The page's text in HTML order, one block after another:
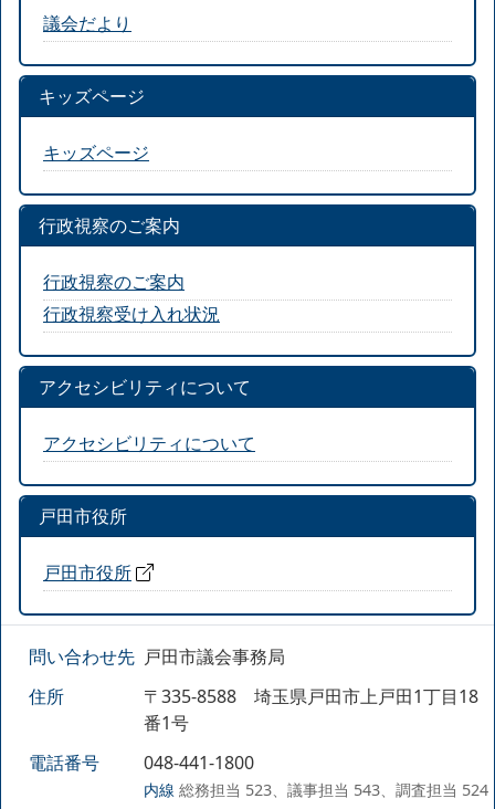
議会だより
キッズページ
キッズページ
行政視察のご案内
行政視察のご案内
行政視察受け入れ状況
アクセシビリティについて
アクセシビリティについて
戸田市役所
戸田市役所
問い合わせ先 戸田市議会事務局
住所
〒335-8588 埼玉県戸田市上戸田1丁目18
番1号
電話番号
048-441-1800
内線 総務担当 523、議事担当 543、調査担当 524